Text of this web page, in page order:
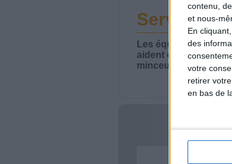
contenu,
et nous-
En
des
votre
retirer
en bas de
Service-
Les équipes du
aident chaque
minceur.